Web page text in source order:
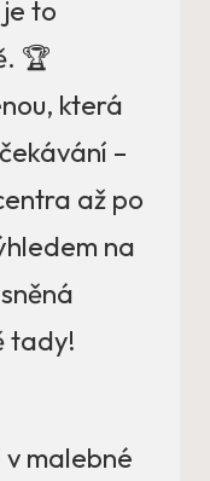
to
🏆
která
–
až po
na
tady!
malebné